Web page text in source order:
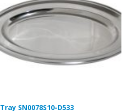
Tray SN0078S10-D533